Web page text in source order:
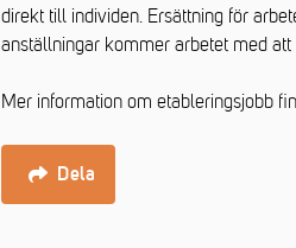
direkt till individen. Ersättning för
anställningar kommer arbetet med
Mer information om etableringsjobb
Dela